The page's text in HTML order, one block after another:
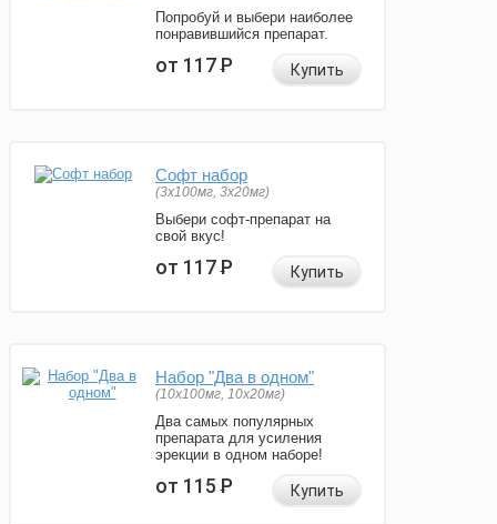
Попробуй и выбери наиболее
понравившийся препарат.
от 117Р Купить
Софт набор
(3x100мг, 3x20мг)
Выбери софт-препарат на
свой вкус!
от 117Р Купить
Набор "Два в одном"
(10x100мг, 10x20мг)
Два самых популярных
препарата для усиления
эрекции в одном наборе!
от 115Р Купить